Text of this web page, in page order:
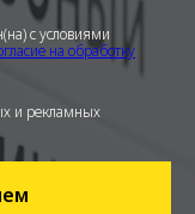
с условиями
на обработку
и рекламных